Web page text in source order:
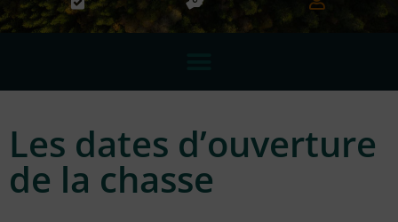
Les dates d’ouverture
de la chasse